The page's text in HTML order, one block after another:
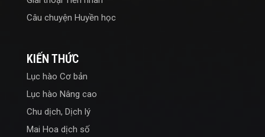
Câu chuyện Huyền học
KIẾN THỨC
Lục hào Cơ bản
Lục hào Nâng cao
Chu dịch, Dịch lý
Mai Hoa dịch số